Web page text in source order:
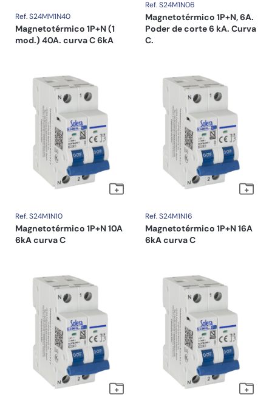
Ref. S24MM1N40
Magnetotérmico 1P+N (1
mod.) 40A. curva C 6kA
Ref. S24M1N06
Magnetotérmico 1P+N, 6A.
Poder de corte 6 kA. Curva
C.
Ref. S24M1N10
Magnetotérmico 1P+N 10A
6kA curva C
Ref. S24M1N16
Magnetotérmico 1P+N 16A
6kA curva C